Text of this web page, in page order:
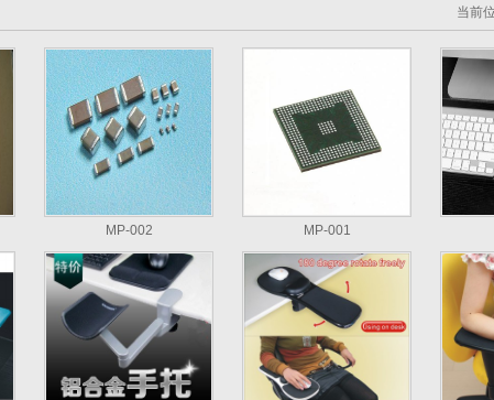
当前
MP-002 MP-001